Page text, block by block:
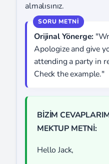
almalısınız.
Orijinal Yönerge:
Apologize and give
attending a party in
Check the example."
BİZİM
MEKTUP METNİ:
Hello Jack,